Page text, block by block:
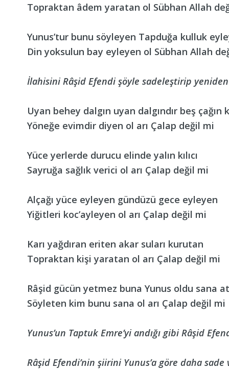
Topraktan âdem yaratan ol Sübhan Allah
Yunus’tur bunu söyleyen Tapduğa kulluk
Din yoksulun bay eyleyen ol Sübhan Allah
İlahisini Râşid Efendi şöyle sadeleştirip
Uyan behey dalgın uyan dalgındır beş çağın
Yöneğe evimdir diyen ol arı Çalap değil mi
Yüce yerlerde durucu elinde yalın kılıcı
Sayruğa sağlık verici ol arı Çalap değil mi
Alçağı yüce eyleyen gündüzü gece eyleyen
Yiğitleri koc’ayleyen ol arı Çalap değil mi
Karı yağdıran eriten akar suları kurutan
Topraktan kişi yaratan ol arı Çalap değil mi
Râşid gücün yetmez buna Yunus oldu sana
Söyleten kim bunu sana ol arı Çalap değil mi
Yunus’un Taptuk Emre’yi andığı gibi Râşid
Râşid Efendi’nin şiirini Yunus’a göre daha